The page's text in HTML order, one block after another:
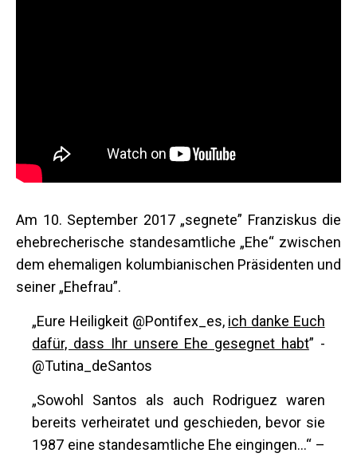
Am 10. September 2017 „segnete” Franziskus die
ehebrecherische standesamtliche „Ehe“ zwischen
dem ehemaligen kolumbianischen Präsidenten und
seiner „Ehefrau”.
„Eure Heiligkeit @Pontifex_es, ich danke Euch
dafür, dass Ihr unsere Ehe gesegnet habt” -
@Tutina_deSantos
„Sowohl Santos als auch Rodriguez waren
bereits verheiratet und geschieden, bevor sie
1987 eine standesamtliche Ehe eingingen...“ –